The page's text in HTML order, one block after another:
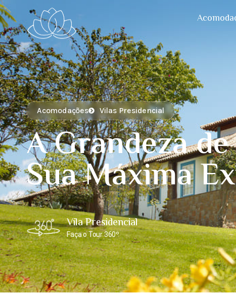
Acomodações Vilas Presidencial
A Grandeza
Sua Máxima
Vila Presidencial
Faça o Tour 360º